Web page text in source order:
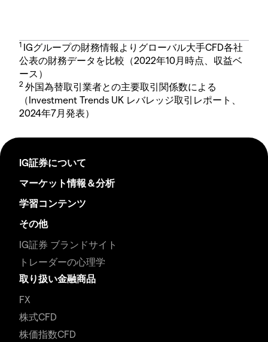
1 IGグループの財務情報よりグローバル大手CFD各社
公表の財務データを比較（2022年10月時点、収益ベ
ース）
2 外国為替取引業者との主要取引関係数による
（Investment Trends UK レバレッジ取引レポート、
2024年7月発表）
IG証券について
マーケット情報＆分析
学習コンテンツ
その他
IG証券 ブランドサイト
トレーダーの心理学
取り扱い金融商品
FX
株式CFD
株価指数CFD